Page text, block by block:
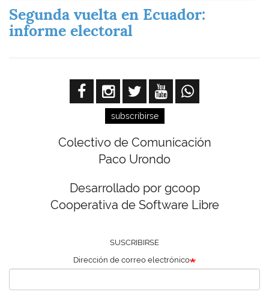
Segunda vuelta en Ecuador:
informe electoral
subscribirse
Colectivo de Comunicación
Paco Urondo
Desarrollado por gcoop
Cooperativa de Software Libre
SUSCRIBIRSE
Dirección de correo electrónico